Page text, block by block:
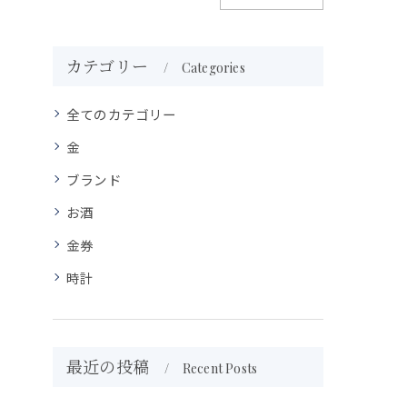
カテゴリー Categories
全てのカテゴリー
金
ブランド
お酒
金券
時計
最近の投稿 Recent Posts